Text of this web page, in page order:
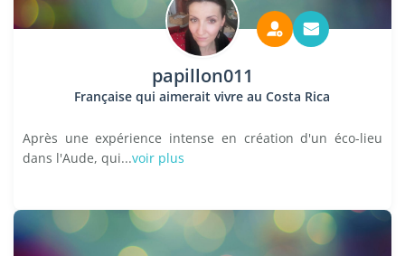
papillon011
Française qui aimerait vivre au Costa Rica
Après une expérience intense en création d'un éco-lieu
dans l'Aude, qui...voir plus